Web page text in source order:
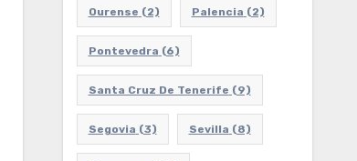
Ourense (2) Palencia (2)
Pontevedra (6)
Santa Cruz De Tenerife (9)
Segovia (3) Sevilla (8)